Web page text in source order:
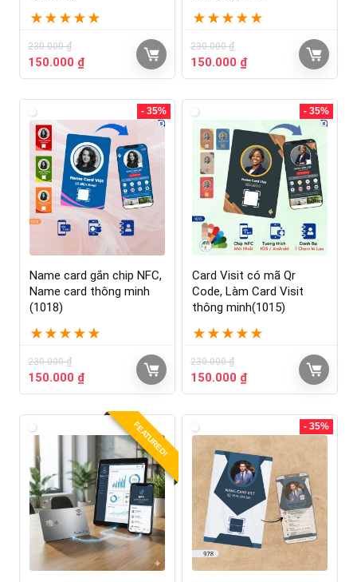
★ ★ ★ ★ ★
230.000₫
150.000 ₫
★ ★ ★ ★ ★
230.000₫
150.000 ₫
- 35%
Name card gắn chip NFC,
Name card thông minh
(1018)
★ ★ ★ ★ ★
230.000₫
150.000 ₫
- 35%
Card Visit có mã Qr
Code, Làm Card Visit
thông minh(1015)
★ ★ ★ ★ ★
230.000₫
150.000 ₫
FEATURED! - 35%